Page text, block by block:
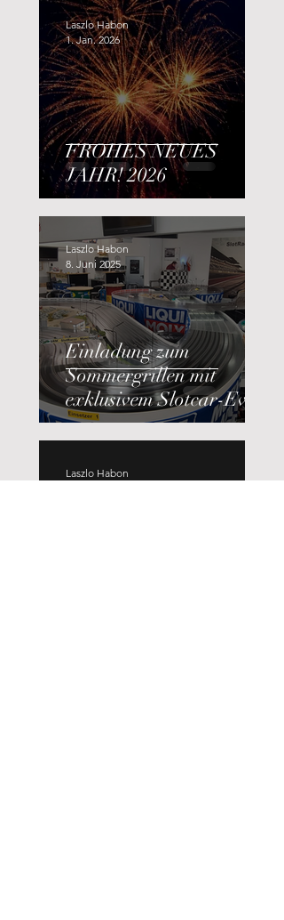
FROHES NEUES
JAHR! 2026
Laszlo Habon
1. Jan. 2026
Einladung zum
Sommergrillen mit
exklusivem Slotcar-Event
Laszlo Habon
8. Juni 2025
Laszlo Habon